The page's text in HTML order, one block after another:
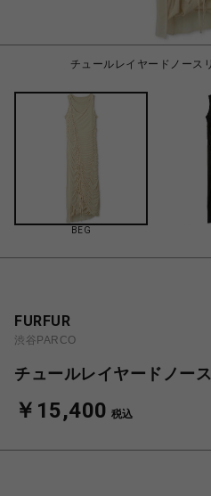
チュールレイヤードノース
BEG
FURFUR
渋谷PARCO
チュールレイヤードノー
￥15,400 税込